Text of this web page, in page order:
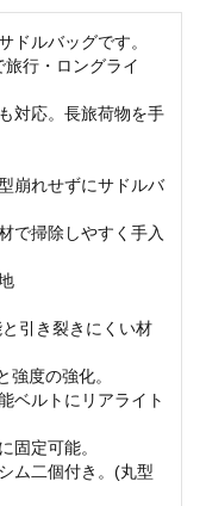
ドルバッグです。
行・ロングライ
対応。長旅荷物を手
崩れせずにサドルバ
で掃除しやすく手入
引き裂きにくい材
度の強化。
ベルトにリアライト
固定可能。
ム二個付き。(丸型